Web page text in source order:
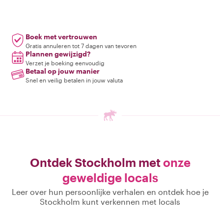
Boek met vertrouwen
Gratis annuleren tot 7 dagen van tevoren
Plannen gewijzigd?
Verzet je boeking eenvoudig
Betaal op jouw manier
Snel en veilig betalen in jouw valuta
Ontdek Stockholm metonze
geweldige locals
Leer over hun persoonlijke verhalen en ontdek hoe je
Stockholm kunt verkennen met locals